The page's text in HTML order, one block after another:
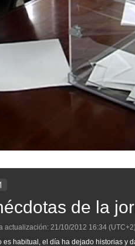
de la
actualización: 21/10/2012 16:34
es habitual, el día ha dejado historias y